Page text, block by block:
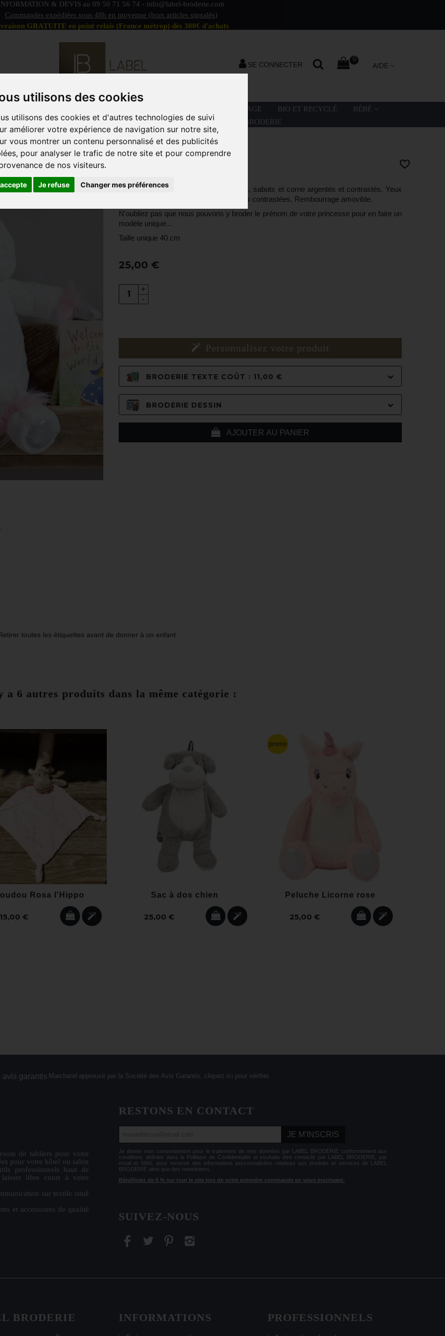
utilisons des cookies
utilisons des cookies et d'autres technologies de suivi
améliorer votre expérience de navigation sur notre site,
vous montrer un contenu personnalisé et des publicités
pour analyser le trafic de notre site et pour comprendre
de nos visiteurs.
Je refuse Changer mes préférences
& DEVIS au 09 50 71 56 74 - info@label-broderie.com
Commandes expédiées sous 48h en moyenne (hors articles signalés)
GRATUITE en point relais (France métrop) dès 300€ d'achats
AIDE
0
SE CONNECTER
LA PLAGE BIO ET RECYCLÉ
BÉBÉ
MARQUES PROFESSIONNELS ANIMATION BRODERIE
Jolie licorne blanche en peluche. Pattes, sabots et corne argentés et contrastés. Yeux
et nez cousus. Crinière, queue et oreilles contrastées. Rembourrage amovible.
N'oubliez pas que nous pouvons y broder le prénom de votre princesse pour en faire un
modèle unique...
Taille unique 40 cm
Personnalisez votre produit
BRODERIE TEXTE COÛT : 11,00 €
BRODERIE DESSIN
AJOUTER AU PANIER
25,00 €
-
+
toutes les étiquettes avant de donner à un enfant.
a 6 autres produits dans la même catégorie :
Rosa l'Hippo
€
Sac à dos chien
25,00 €
promo
Peluche Licorne rose
25,00 €
Marchand approuvé par la Société des Avis Garantis, cliquez ici pour vérifier.
de tabliers pour votre
pour votre hôtel ou salon
professionnels haut de
libre court à votre
sur textile situé
et accessoires de qualité
RESTONS EN CONTACT
JE M'INSCRIS
Je donne mon consentement pour le traitement de mes données par LABEL BRODERIE conformément aux
conditions définies dans la Politique de Confidentialité et souhaite être contacté par LABEL BRODERIE, par
email et SMS, pour recevoir des informations personnalisées relatives aux produits et services de LABEL
BRODERIE ainsi que des newsletters.
Bénéficiez de 5 % sur tout le site lors de votre première commande en vous inscrivant.
SUIVEZ-NOUS
BRODERIE INFORMATIONS PROFESSIONNELS